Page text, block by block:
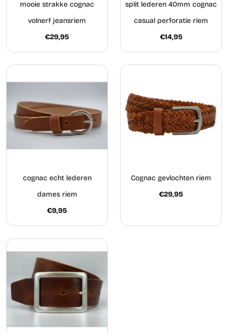
mooie strakke cognac
volnerf jeansriem
€29,95
split lederen 40mm cognac
casual perforatie riem
€14,95
cognac echt lederen
dames riem
€9,95
Cognac gevlochten riem
€29,95